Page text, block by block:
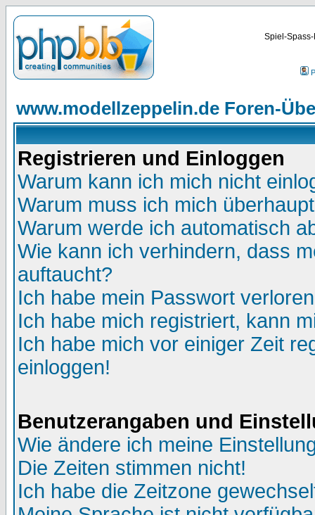
Spiel-
www.modellzeppelin.de Foren-
Registrieren und Einloggen
Warum kann ich mich nicht
Warum muss ich mich
Warum werde ich automatisch
Wie kann ich verhindern, dass
auftaucht?
Ich habe mein Passwort
Ich habe mich registriert, kann
Ich habe mich vor einiger Zeit
einloggen!
Benutzerangaben und
Wie ändere ich meine
Die Zeiten stimmen nicht!
Ich habe die Zeitzone